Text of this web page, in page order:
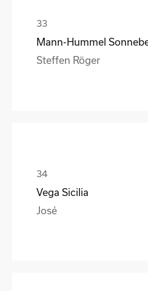
Mann-Hummel
Steffen Röger
Vega Sicilia
José